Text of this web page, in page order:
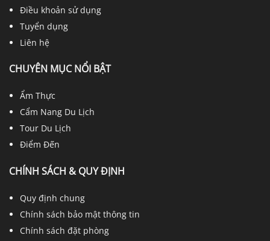
Điều khoản sử dụng
Tuyển dụng
Liên hệ
CHUYÊN MỤC NỔI BẬT
Ẩm Thực
Cẩm Nang Du Lịch
Tour Du Lịch
Điểm Đến
CHÍNH SÁCH & QUY ĐỊNH
Quy định chung
Chính sách bảo mật thông tin
Chính sách đặt phòng